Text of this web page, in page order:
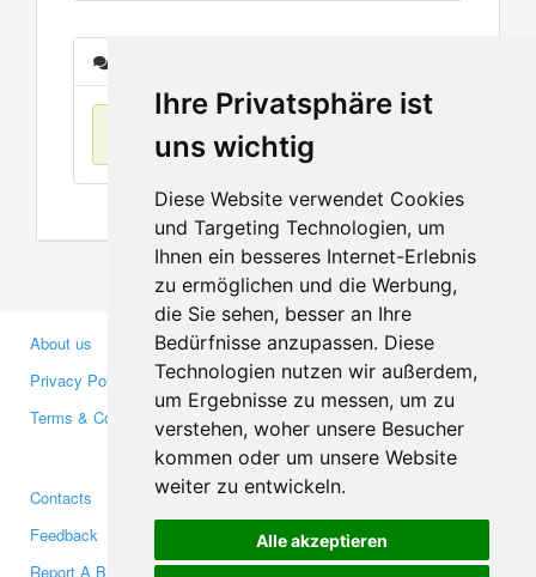
Ihre Privatsphäre ist
uns wichtig
Diese Website verwendet Cookies
und Targeting Technologien, um
Ihnen ein besseres Internet-Erlebnis
zu ermöglichen und die Werbung,
die Sie sehen, besser an Ihre
Bedürfnisse anzupassen. Diese
Technologien nutzen wir außerdem,
um Ergebnisse zu messen, um zu
verstehen, woher unsere Besucher
kommen oder um unsere Website
weiter zu entwickeln.
Alle akzeptieren
No items found
About us
Privacy Policy
Terms & Conditions
Business Partners
Investors
Media
Contacts
Feedback
Report A Bug
Facebook
Twitter
YouTube